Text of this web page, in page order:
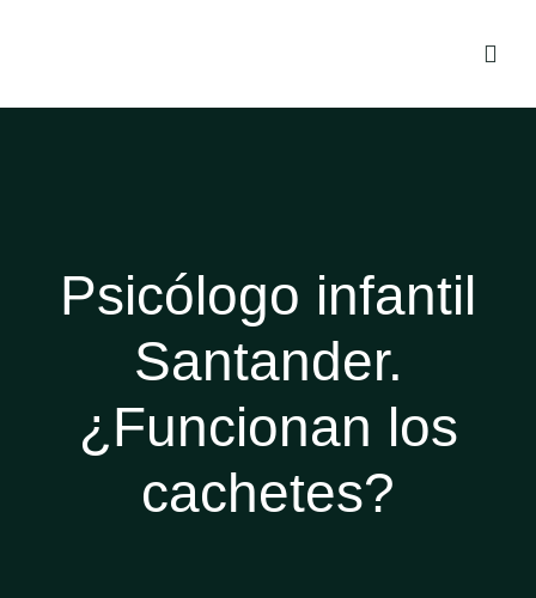
Psicólogo infantil
Santander.
¿Funcionan los
cachetes?